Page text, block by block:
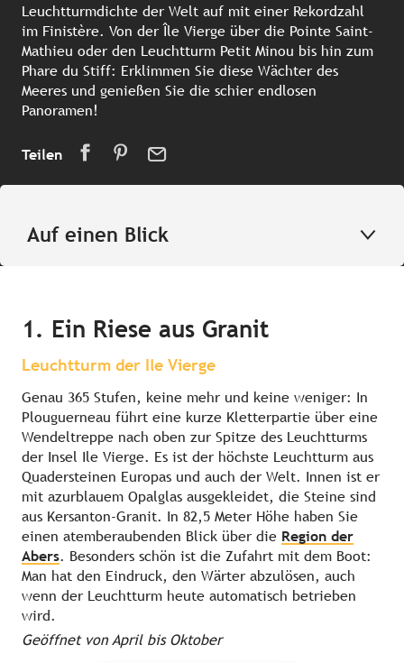
Leuchtturmdichte der Welt auf mit einer Rekordzahl
im Finistère. Von der Île Vierge über die Pointe Saint-
Mathieu oder den Leuchtturm Petit Minou bis hin zum
Phare du Stiff: Erklimmen Sie diese Wächter des
Meeres und genießen Sie die schier endlosen
Panoramen!
Teilen
Auf einen Blick
1. Ein Riese aus Granit
Leuchtturm der Ile Vierge
Genau 365 Stufen, keine mehr und keine weniger: In
Plouguerneau führt eine kurze Kletterpartie über eine
Wendeltreppe nach oben zur Spitze des Leuchtturms
der Insel Ile Vierge. Es ist der höchste Leuchtturm aus
Quadersteinen Europas und auch der Welt. Innen ist er
mit azurblauem Opalglas ausgekleidet, die Steine sind
aus Kersanton-Granit. In 82,5 Meter Höhe haben Sie
einen atemberaubenden Blick über die Region der
Abers. Besonders schön ist die Zufahrt mit dem Boot:
Man hat den Eindruck, den Wärter abzulösen, auch
wenn der Leuchtturm heute automatisch betrieben
wird.
Geöffnet von April bis Oktober